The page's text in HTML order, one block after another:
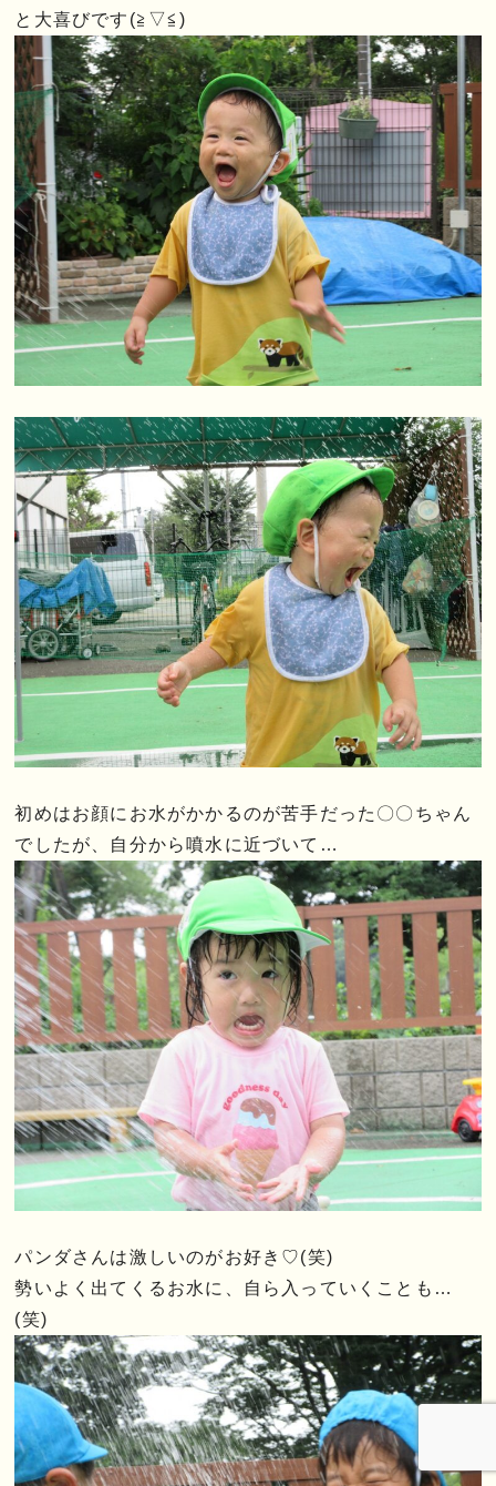
と大喜びです(≧▽≦)
初めはお顔にお水がかかるのが苦手だった〇〇ちゃん
でしたが、自分から噴水に近づいて…
パンダさんは激しいのがお好き♡(笑)
勢いよく出てくるお水に、自ら入っていくことも…
(笑)